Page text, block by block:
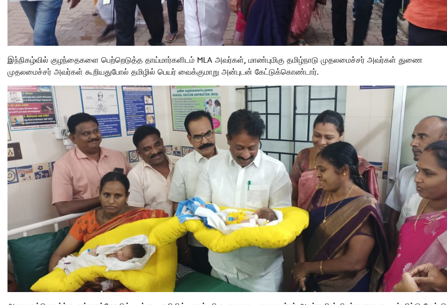
இந்நிகழ்வில் குழந்தைகளை பெற்றெடுத்த தாய்மார்களிடம் MLA அவர்கள், மாண்புமிகு தமிழ்நாடு முதலமைச்சர் அவர்கள் துணை
முதலமைச்சர் அவர்கள் கூறியதுபோல் தமிழில் பெயர் வைக்குமாறு அன்புடன் கேட்டுக்கொண்டார்.